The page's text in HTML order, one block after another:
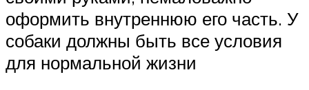
оформить внутреннюю его часть. У
собаки должны быть все условия
для нормальной жизни